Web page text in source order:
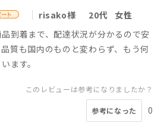
risako様 20代
女性
到着まで、配達状況が分かるので安
質も国内のものと変わらず、もう何
ます。
このレビューは参考になりましたか？
参考になった 0